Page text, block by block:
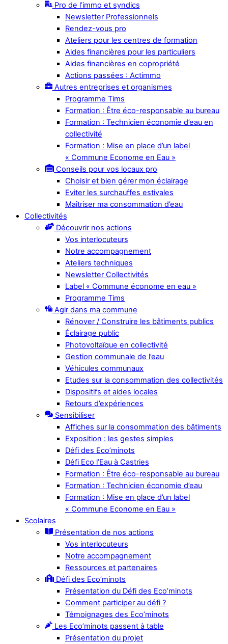
Pro de l’immo et syndics
Newsletter Professionnels
Rendez-vous pro
Ateliers pour les centres de formation
Aides financières pour les particuliers
Aides financières en copropriété
Actions passées : Actimmo
Autres entreprises et organismes
Programme Tims
Formation : Être éco-responsable au bureau
Formation : Technicien économie d’eau en
collectivité
Formation : Mise en place d’un label
« Commune Econome en Eau »
Conseils pour vos locaux pro
Choisir et bien gérer mon éclairage
Eviter les surchauffes estivales
Maîtriser ma consommation d’eau
Collectivités
Découvrir nos actions
Vos interlocuteurs
Notre accompagnement
Ateliers techniques
Newsletter Collectivités
Label « Commune économe en eau »
Programme Tims
Agir dans ma commune
Rénover / Construire les bâtiments publics
Éclairage public
Photovoltaïque en collectivité
Gestion communale de l’eau
Véhicules communaux
Etudes sur la consommation des collectivités
Dispositifs et aides locales
Retours d’expériences
Sensibiliser
Affiches sur la consommation des bâtiments
Exposition : les gestes simples
Défi des Eco’minots
Défi Eco l’Eau à Castries
Formation : Être éco-responsable au bureau
Formation : Technicien économie d’eau
Formation : Mise en place d’un label
« Commune Econome en Eau »
Scolaires
Présentation de nos actions
Vos interlocuteurs
Notre accompagnement
Ressources et partenaires
Défi des Eco’minots
Présentation du Défi des Eco’minots
Comment participer au défi ?
Témoignages des Eco’minots
Les Eco’minots passent à table
Présentation du projet